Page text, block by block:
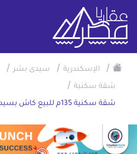
/ الإسكندرية / سيدى بشر /
شقة سكنية /
شقة سكنية 135م للبيع كاش بسيدى بشر الإسكندرية